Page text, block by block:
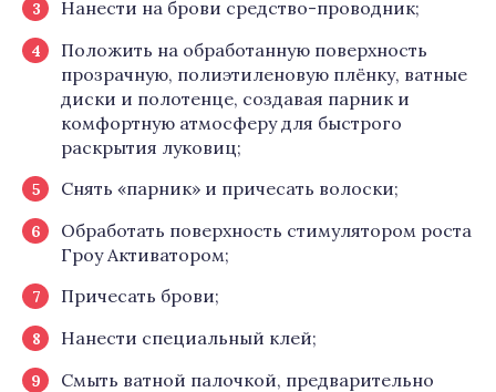
Нанести на брови средство-проводник;
Положить на обработанную поверхность
прозрачную, полиэтиленовую плёнку, ватные
диски и полотенце, создавая парник и
комфортную атмосферу для быстрого
раскрытия луковиц;
Снять «парник» и причесать волоски;
Обработать поверхность стимулятором роста
Гроу Активатором;
Причесать брови;
Нанести специальный клей;
Смыть ватной палочкой, предварительно